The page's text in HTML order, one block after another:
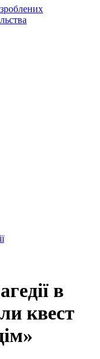
в
квест